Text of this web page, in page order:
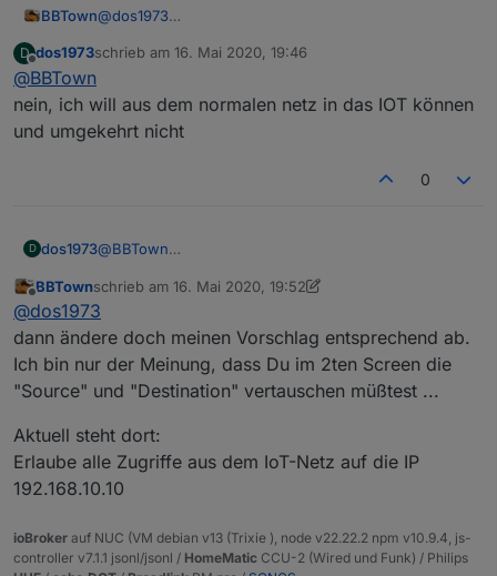
BBTown@dos1973
wolltest?
D
Offline
dos1973schrieb am 16. Mai 2020, 19:46
zuletzt editiert von
@BBTown
nein, ich will aus dem normalen netz in das IOT können
und umgekehrt nicht
0
D dos1973@BBTown
können und umgekehrt nicht
Offline
BBTownschrieb am 16. Mai 2020, 19:52
zuletzt editiert von BBTown
@dos1973
dann ändere doch meinen Vorschlag entsprechend ab.
Ich bin nur der Meinung, dass Du im 2ten Screen die
"Source" und "Destination" vertauschen müßtest ...
Aktuell steht dort:
Erlaube alle Zugriffe aus dem IoT-Netz auf die IP
192.168.10.10
ioBroker auf NUC (VM debian v13 (Trixie ), node v22.22.2 npm v10.9.4, js-
controller v7.1.1 jsonl/jsonl / HomeMatic CCU-2 (Wired und Funk) / Philips